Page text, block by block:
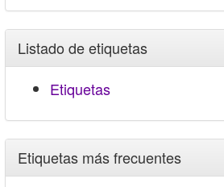
Listado de etiquetas
Etiquetas
Etiquetas más frecuentes